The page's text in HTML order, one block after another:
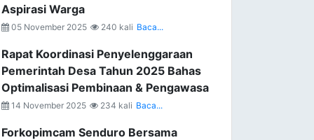
Aspirasi Warga
05 November 2025 240 kali Baca...
Rapat Koordinasi Penyelenggaraan
Pemerintah Desa Tahun 2025 Bahas
Optimalisasi Pembinaan & Pengawasa
14 November 2025 234 kali Baca...
Forkopimcam Senduro Bersama